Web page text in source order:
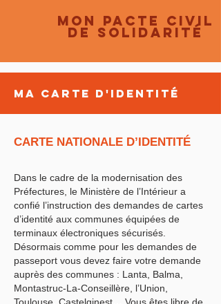
MON Pacte civil
de solidarité
Ma carte d'identité
CARTE NATIONALE D’IDENTITÉ
Dans le cadre de la modernisation des
Préfectures, le Ministère de l’Intérieur a
confié l’instruction des demandes de cartes
d’identité aux communes équipées de
terminaux électroniques sécurisés.
Désormais comme pour les demandes de
passeport vous devez faire votre demande
auprès des communes : Lanta, Balma,
Montastruc-La-Conseillère, l’Union,